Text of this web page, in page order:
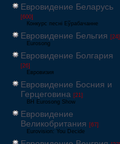
Евровидение Беларусь
[600]
Конкурс песні Еўрабачанне
Евровидение Бельгия [24]
Eurosong
Евровидение Болгария
[26]
Евровизия
Евровидение Босния и
Герцеговина [21]
BH Eurosong Show
Евровидение
Великобритания [67]
Eurovision: You Decide